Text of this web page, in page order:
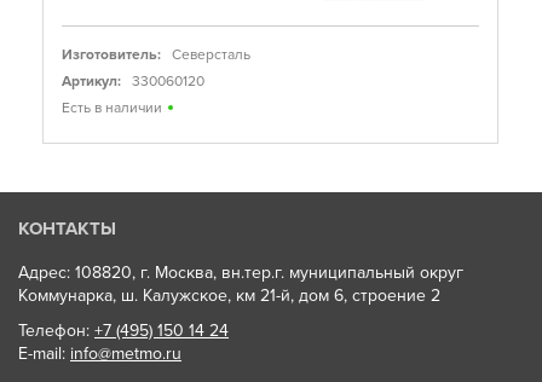
Изготовитель:
Северсталь
Артикул:
330060120
Есть в наличии
КОНТАКТЫ
Адрес: 108820, г. Москва, вн.тер.г. муниципальный округ
Коммунарка, ш. Калужское, км 21-й, дом 6, строение 2
Телефон: +7 (495) 150 14 24
E-mail: info@metmo.ru